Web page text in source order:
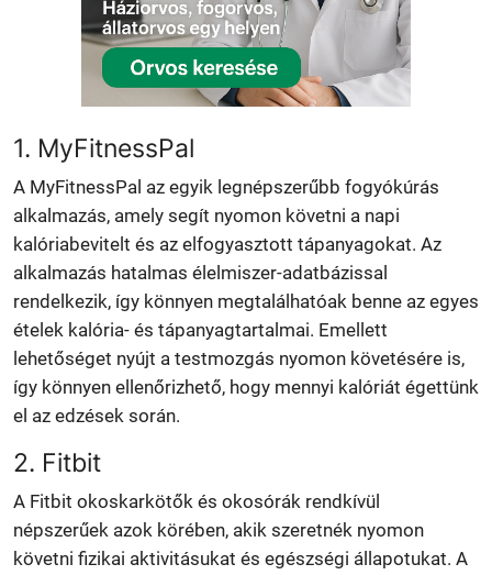
1. MyFitnessPal
A MyFitnessPal az egyik legnépszerűbb fogyókúrás
alkalmazás, amely segít nyomon követni a napi
kalóriabevitelt és az elfogyasztott tápanyagokat. Az
alkalmazás hatalmas élelmiszer-adatbázissal
rendelkezik, így könnyen megtalálhatóak benne az egyes
ételek kalória- és tápanyagtartalmai. Emellett
lehetőséget nyújt a testmozgás nyomon követésére is,
így könnyen ellenőrizhető, hogy mennyi kalóriát égettünk
el az edzések során.
2. Fitbit
A Fitbit okoskarkötők és okosórák rendkívül
népszerűek azok körében, akik szeretnék nyomon
követni fizikai aktivitásukat és egészségi állapotukat. A